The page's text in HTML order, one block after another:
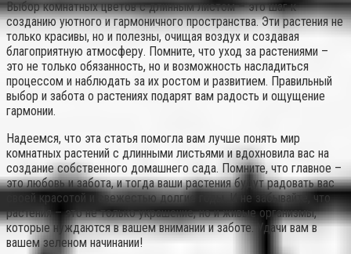
Выбор комнатных цветов с длинным листом – это шаг к
созданию уютного и гармоничного пространства. Эти растения не
только красивы, но и полезны, очищая воздух и создавая
благоприятную атмосферу. Помните, что уход за растениями –
это не только обязанность, но и возможность насладиться
процессом и наблюдать за их ростом и развитием. Правильный
выбор и забота о растениях подарят вам радость и ощущение
гармонии.
Надеемся, что эта статья помогла вам лучше понять мир
комнатных растений с длинными листьями и вдохновила вас на
создание собственного домашнего сада. Помните, что главное –
это любовь и забота, и тогда ваши растения будут радовать вас
своей красотой и свежестью долгие годы. И не забывайте, что
растения – это не только украшение, но и живые организмы,
которые нуждаются в вашем внимании и заботе. Удачи вам в
вашем зеленом начинании!